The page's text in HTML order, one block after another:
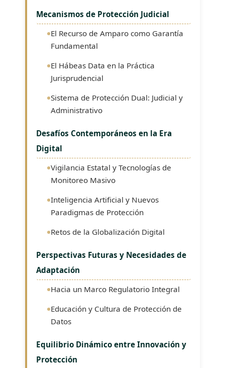
Mecanismos de Protección Judicial
El Recurso de Amparo como Garantía
Fundamental
El Hábeas Data en la Práctica
Jurisprudencial
Sistema de Protección Dual: Judicial y
Administrativo
Desafíos Contemporáneos en la Era
Digital
Vigilancia Estatal y Tecnologías de
Monitoreo Masivo
Inteligencia Artificial y Nuevos
Paradigmas de Protección
Retos de la Globalización Digital
Perspectivas Futuras y Necesidades de
Adaptación
Hacia un Marco Regulatorio Integral
Educación y Cultura de Protección de
Datos
Equilibrio Dinámico entre Innovación y
Protección